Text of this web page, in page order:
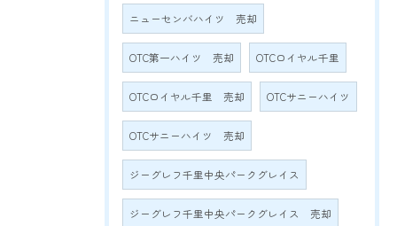
ニューセンバハイツ 売却
OTC第一ハイツ 売却 OTCロイヤル千里
OTCロイヤル千里 売却 OTCサニーハイツ
OTCサニーハイツ 売却
ジーグレフ千里中央パークグレイス
ジーグレフ千里中央パークグレイス 売却